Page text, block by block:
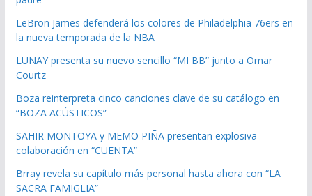
LeBron James defenderá los colores de Philadelphia 76ers en
la nueva temporada de la NBA
LUNAY presenta su nuevo sencillo “MI BB” junto a Omar
Courtz
Boza reinterpreta cinco canciones clave de su catálogo en
“BOZA ACÚSTICOS”
SAHIR MONTOYA y MEMO PIÑA presentan explosiva
colaboración en “CUENTA”
Brray revela su capítulo más personal hasta ahora con “LA
SACRA FAMIGLIA”